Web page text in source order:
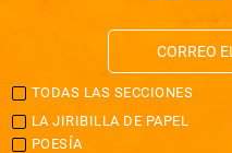
TODAS LAS SECCIONES
LA JIRIBILLA DE PAPEL
POESÍA